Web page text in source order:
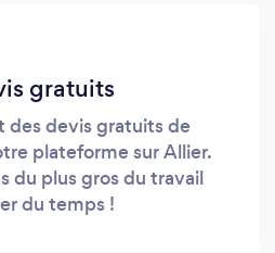
gratuits
des devis gratuits de
plateforme sur Allier.
du plus gros du travail
du temps !